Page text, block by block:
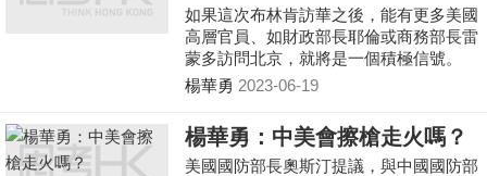
如果這次布林肯訪華之後，能有更多美國
高層官員、如財政部長耶倫或商務部長雷
蒙多訪問北京，就將是一個積極信號。
楊華勇 2023-06-19
楊華勇：中美會擦槍走火嗎？
美國國防部長奧斯汀提議，與中國國防部